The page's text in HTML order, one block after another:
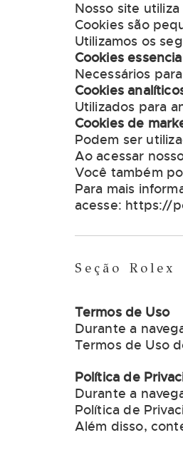
Nosso site
Cookies são
Utilizamos os
Cookies
Necessários
Cookies
Utilizados para
Cookies de
Podem ser
Ao acessar
Você também
Para mais
acesse: https://
Seção Rolex
Termos de Uso
Durante a
Termos de Uso
Política de
Durante a
Política de
Além disso,